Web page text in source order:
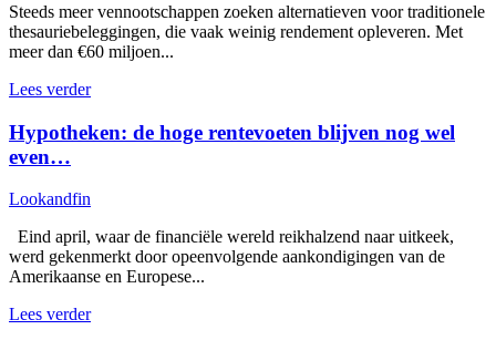
Steeds meer vennootschappen zoeken alternatieven voor traditionele
thesauriebeleggingen, die vaak weinig rendement opleveren. Met
meer dan €60 miljoen...
Lees verder
Hypotheken: de hoge rentevoeten blijven nog wel
even…
Lookandfin
Eind april, waar de financiële wereld reikhalzend naar uitkeek,
werd gekenmerkt door opeenvolgende aankondigingen van de
Amerikaanse en Europese...
Lees verder